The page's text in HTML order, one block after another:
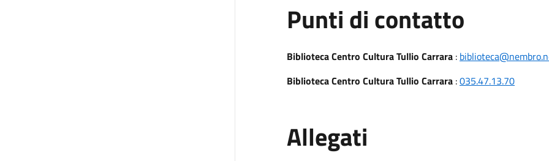
Punti di contatto
Biblioteca Centro Cultura Tullio Carrara:
Biblioteca Centro Cultura Tullio Carrara:035.47.13.70
Allegati